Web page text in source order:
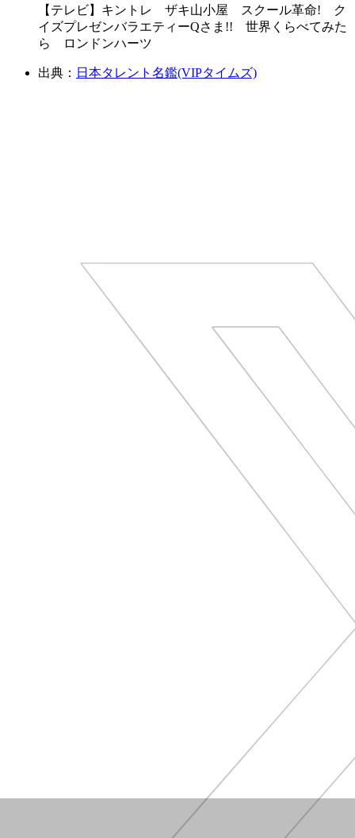
【テレビ】キントレ ザキ山小屋 スクール革命! ク
イズプレゼンバラエティーQさま!! 世界くらべてみた
ら ロンドンハーツ
出典： 日本タレント名鑑(VIPタイムズ)